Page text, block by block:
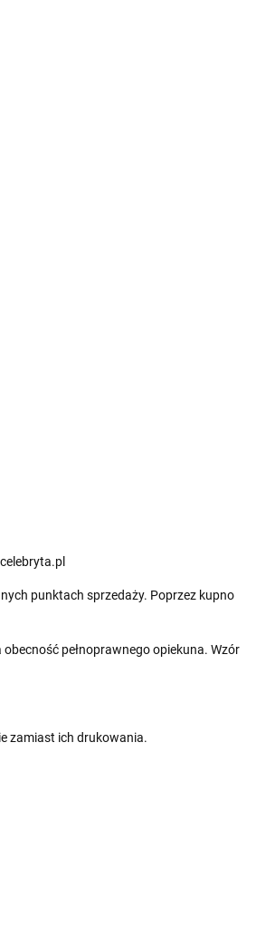
punktach sprzedaży. Poprzez kupno
pełnoprawnego opiekuna. Wzór
zamiast ich drukowania.